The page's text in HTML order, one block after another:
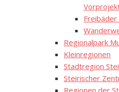
Freibäder
Regionalpark
Kleinregionen
Stadtregion
Steirischer
Regionen der